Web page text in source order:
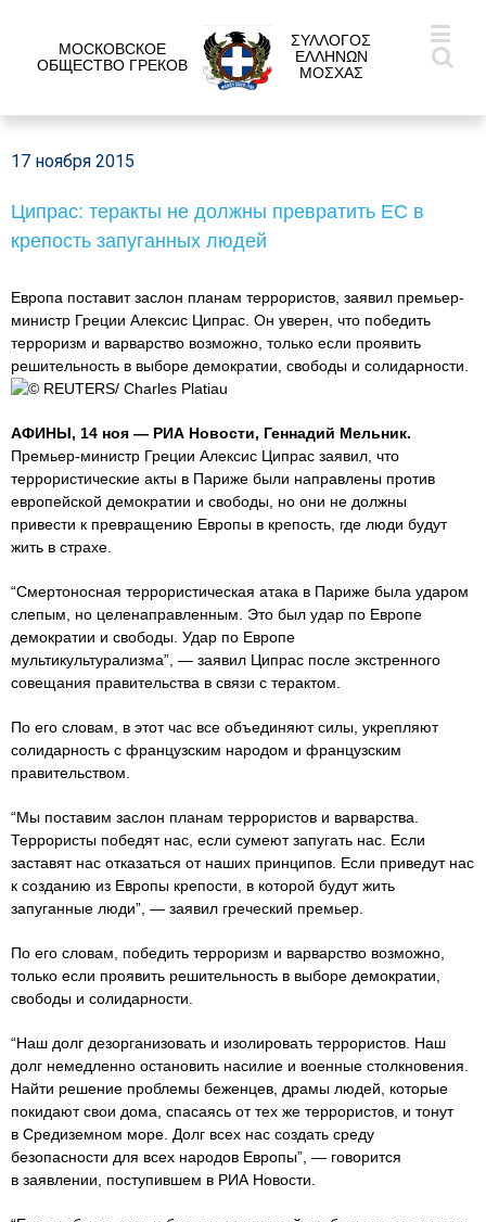
МОСКОВСКОЕ
ОБЩЕСТВО ГРЕКОВ
ΣΥΛΛΟΓΟΣ
ΕΛΛΗΝΩΝ
ΜΟΣΧΑΣ
17 ноября 2015
Ципрас: теракты не должны превратить ЕС в
крепость запуганных людей
Европа поставит заслон планам террористов, заявил премьер-
министр Греции Алексис Ципрас. Он уверен, что победить
терроризм и варварство возможно, только если проявить
решительность в выборе демократии, свободы и солидарности.
© REUTERS/ Charles Platiau
АФИНЫ, 14 ноя — РИА Новости, Геннадий Мельник.
Премьер-министр Греции Алексис Ципрас заявил, что
террористические акты в Париже были направлены против
европейской демократии и свободы, но они не должны
привести к превращению Европы в крепость, где люди будут
жить в страхе.
“Смертоносная террористическая атака в Париже была ударом
слепым, но целенаправленным. Это был удар по Европе
демократии и свободы. Удар по Европе
мультикультурализма”, — заявил Ципрас после экстренного
совещания правительства в связи с терактом.
По его словам, в этот час все объединяют силы, укрепляют
солидарность с французским народом и французским
правительством.
“Мы поставим заслон планам террористов и варварства.
Террористы победят нас, если сумеют запугать нас. Если
заставят нас отказаться от наших принципов. Если приведут нас
к созданию из Европы крепости, в которой будут жить
запуганные люди”, — заявил греческий премьер.
По его словам, победить терроризм и варварство возможно,
только если проявить решительность в выборе демократии,
свободы и солидарности.
“Наш долг дезорганизовать и изолировать террористов. Наш
долг немедленно остановить насилие и военные столкновения.
Найти решение проблемы беженцев, драмы людей, которые
покидают свои дома, спасаясь от тех же террористов, и тонут
в Средиземном море. Долг всех нас создать среду
безопасности для всех народов Европы”, — говорится
в заявлении, поступившем в РИА Новости.